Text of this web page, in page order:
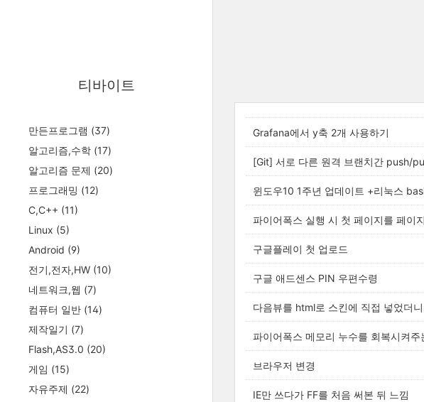
티바이트
만든프로그램 (37)
알고리즘,수학 (17)
알고리즘 문제 (20)
프로그래밍 (12)
C,C++ (11)
Linux (5)
Android (9)
전기,전자,HW (10)
네트워크,웹 (7)
컴퓨터 일반 (14)
제작일기 (7)
Flash,AS3.0 (20)
게임 (15)
자유주제 (22)
Grafana에서 y축 2개 사용하기
[Git] 서로 다른 원격 브랜치간 push/
윈도우10 1주년 업데이트 +리눅스
파이어폭스 실행 시 첫 페이지를 페이
구글플레이 첫 업로드
구글 애드센스 PIN 우편수령
다음뷰를 html로 스킨에 직접 넣었더
파이어폭스 메모리 누수를 회복시켜
브라우저 변경
IE만 쓰다가 FF를 처음 써본 뒤 느낌